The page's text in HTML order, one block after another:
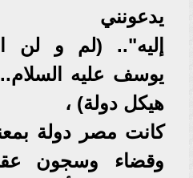
يدعونني
إليه".. (لم و لن
يوسف عليه
هيكل دولة) ،
كانت مصر دولة
وقضاء وسجون